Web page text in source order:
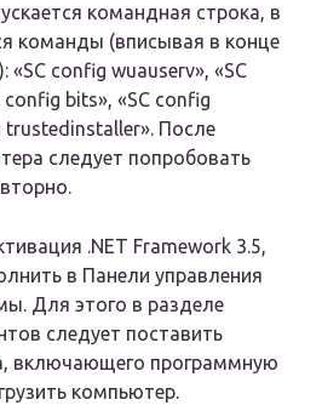
командная строка, в
команды (вписывая в конце
config wuauserv», «SC
bits», «SC config
trustedinstaller». После
следует попробовать
.NET Framework 3.5,
в Панели управления
Для этого в разделе
следует поставить
включающего программную
компьютер.